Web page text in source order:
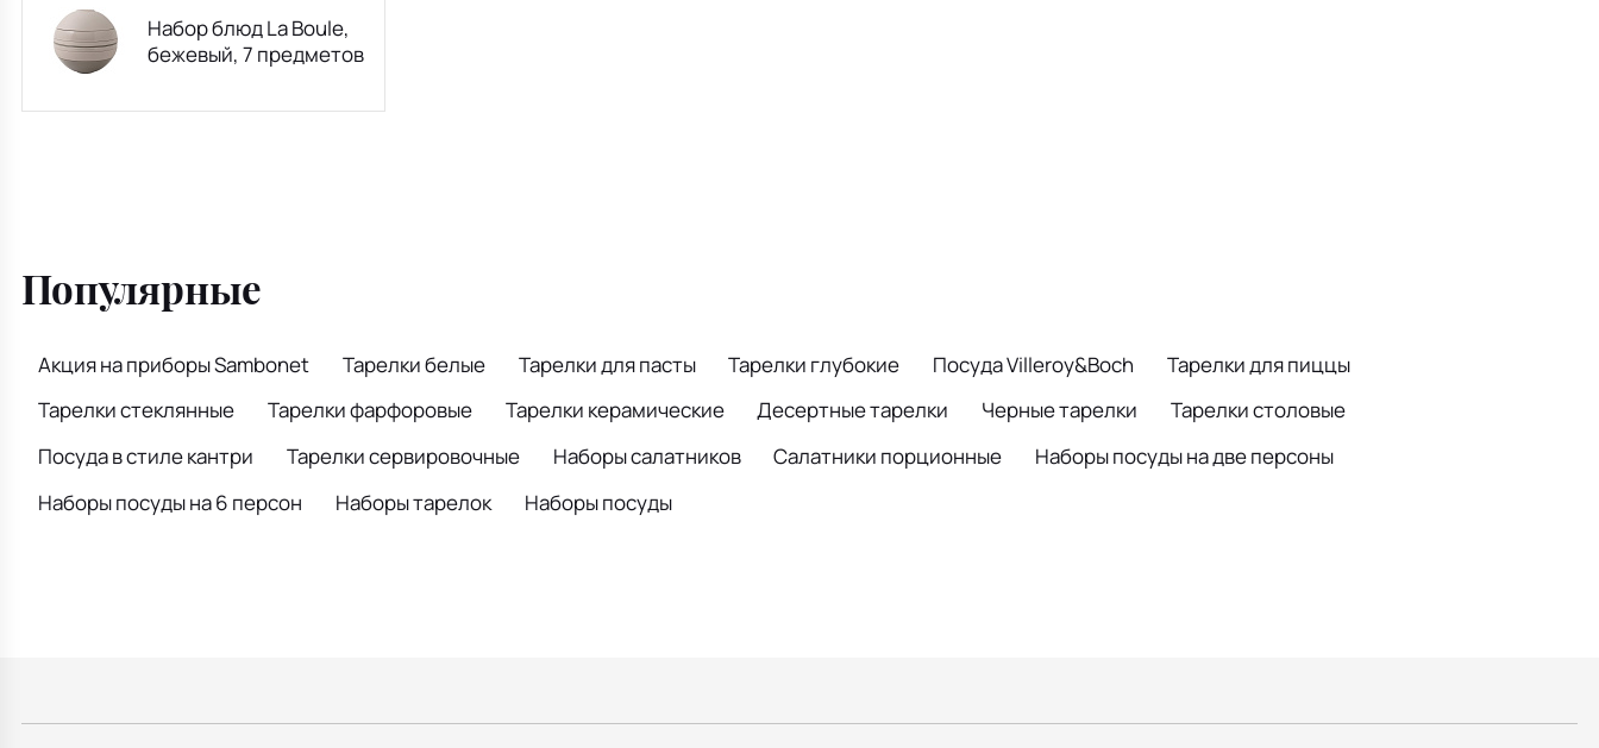
Набор блюд La Boule,
бежевый, 7 предметов
Популярные
Акция на приборы Sambonet Тарелки белые Тарелки для пасты Тарелки глубокие Посуда Villeroy&Boch
Тарелки для пиццы
Тарелки стеклянные
Тарелки фарфоровые Тарелки керамические Десертные тарелки Черные тарелки
Тарелки столовые
Посуда в стиле кантри
Тарелки сервировочные Наборы салатников Салатники порционные
Наборы посуды на две персоны
Наборы посуды на 6 персон
Наборы тарелок Наборы посуды